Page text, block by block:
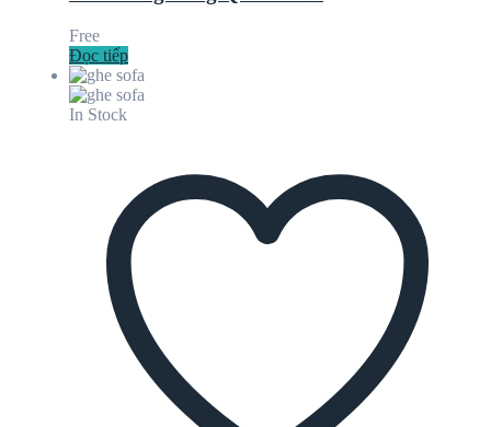
Free
Đọc tiếp
In Stock